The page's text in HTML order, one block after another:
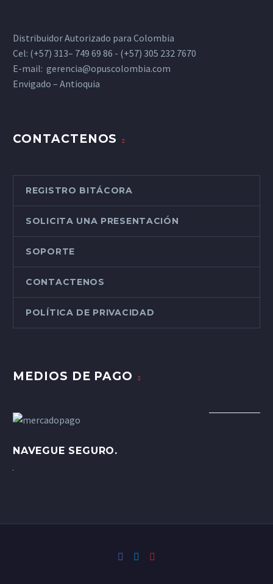
Distribuidor Autorizado para Colombia
Cel: (+57) 313– 749 69 86 - (+57) 305 232 7670
E-mail: gerencia@opuscolombia.com
Envigado – Antioquia
CONTACTENOS
REGISTRO BITÁCORA
SOLICITA UNA PRESENTACIÓN
SOPORTE
CONTACTENOS
POLÍTICA DE PRIVACIDAD
MEDIOS DE PAGO
NAVEGUE SEGURO.